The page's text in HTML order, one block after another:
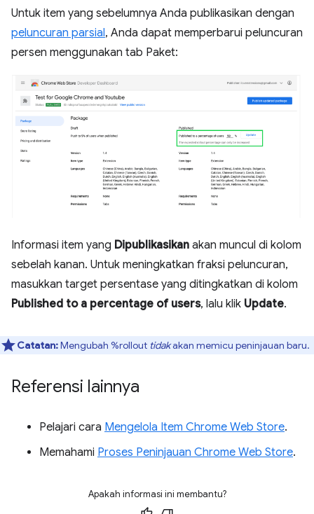
Untuk item yang sebelumnya Anda publikasikan dengan
peluncuran parsial, Anda dapat memperbarui peluncuran
persen menggunakan tab Paket:
Informasi item yang Dipublikasikan akan muncul di kolom
sebelah kanan. Untuk meningkatkan fraksi peluncuran,
masukkan target persentase yang ditingkatkan di kolom
Published to a percentage of users, lalu klik Update.
Catatan:Mengubah %rollout tidakakan memicu peninjauan baru.
Referensi lainnya
Pelajari cara Mengelola Item Chrome Web Store.
Memahami Proses Peninjauan Chrome Web Store.
Apakah informasi ini membantu?